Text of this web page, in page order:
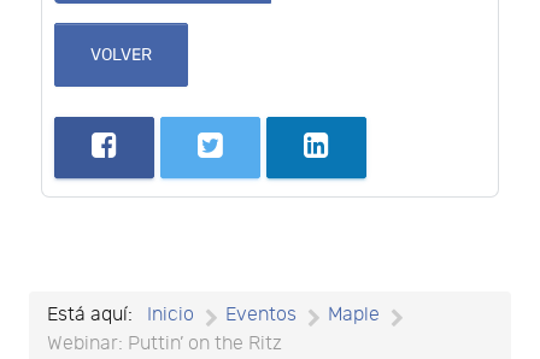
VOLVER
Está aquí: Inicio Eventos
Maple
Webinar: Puttin’ on the Ritz